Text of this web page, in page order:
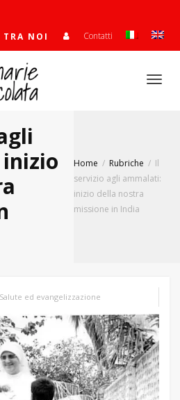
TRA NOI Contatti
Home Rubriche
Il
servizio agli ammalati:
inizio della nostra
missione in India
Salute ed evangelizzazione